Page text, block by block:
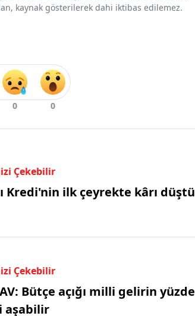
kaynak gösterilerek dahi iktibas edilemez.
Çekebilir
Kredi'nin ilk çeyrekte kârı düştü
Çekebilir
Bütçe açığı milli gelirin yüzde
aşabilir